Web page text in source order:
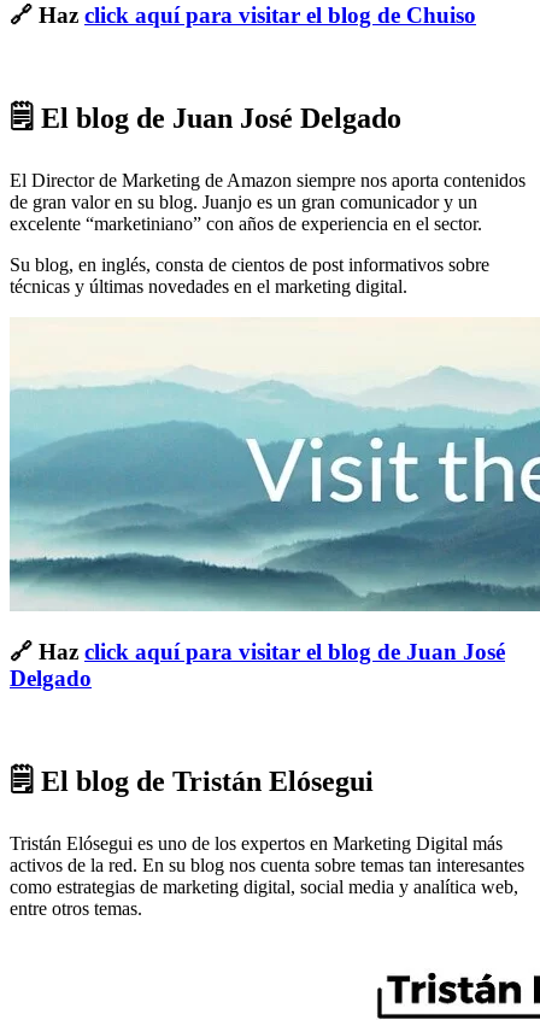
🔗 Haz click aquí para visitar el blog de Chuiso
🗒 El blog de Juan José Delgado
El Director de Marketing de Amazon siempre nos aporta contenidos
de gran valor en su blog. Juanjo es un gran comunicador y un
excelente “marketiniano” con años de experiencia en el sector.
Su blog, en inglés, consta de cientos de post informativos sobre
técnicas y últimas novedades en el marketing digital.
🔗 Haz click aquí para visitar el blog de Juan José
Delgado
🗒 El blog de Tristán Elósegui
Tristán Elósegui es uno de los expertos en Marketing Digital más
activos de la red. En su blog nos cuenta sobre temas tan interesantes
como estrategias de marketing digital, social media y analítica web,
entre otros temas.